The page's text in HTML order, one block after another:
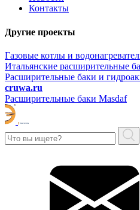
Контакты
Другие проекты
Газовые котлы и
Итальянские расширительные
Расширительные баки и
cruwa.ru
Расширительные баки Masdaf